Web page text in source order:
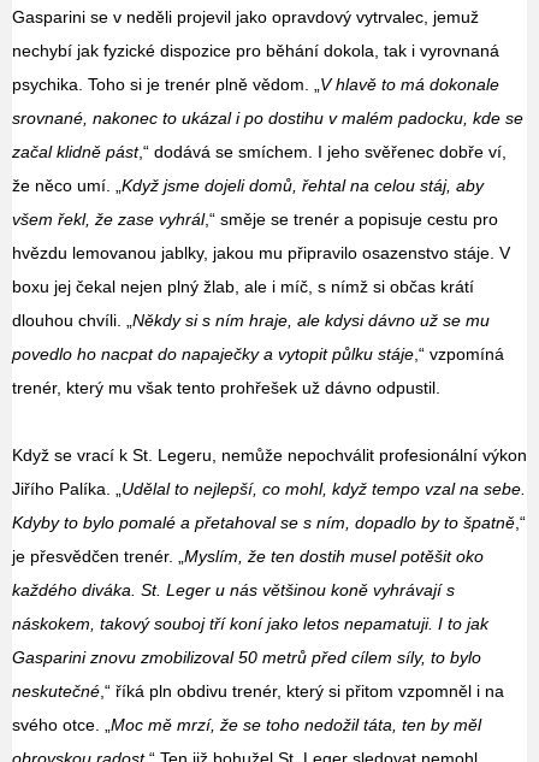
Gasparini se v neděli projevil jako opravdový vytrvalec, jemuž
nechybí jak fyzické dispozice pro běhání dokola, tak i vyrovnaná
psychika. Toho si je trenér plně vědom. „V hlavě to má dokonale
srovnané, nakonec to ukázal i po dostihu v malém padocku, kde se
začal klidně pást,“ dodává se smíchem. I jeho svěřenec dobře ví,
že něco umí. „Když jsme dojeli domů, řehtal na celou stáj, aby
všem řekl, že zase vyhrál,“ směje se trenér a popisuje cestu pro
hvězdu lemovanou jablky, jakou mu připravilo osazenstvo stáje. V
boxu jej čekal nejen plný žlab, ale i míč, s nímž si občas krátí
dlouhou chvíli. „Někdy si s ním hraje, ale kdysi dávno už se mu
povedlo ho nacpat do napaječky a vytopit půlku stáje,“ vzpomíná
trenér, který mu však tento prohřešek už dávno odpustil.
Když se vrací k St. Legeru, nemůže nepochválit profesionální výkon
Jiřího Palíka. „Udělal to nejlepší, co mohl, když tempo vzal na sebe.
Kdyby to bylo pomalé a přetahoval se s ním, dopadlo by to špatně,“
je přesvědčen trenér. „Myslím, že ten dostih musel potěšit oko
každého diváka. St. Leger u nás většinou koně vyhrávají s
náskokem, takový souboj tří koní jako letos nepamatuji. I to jak
Gasparini znovu zmobilizoval 50 metrů před cílem síly, to bylo
neskutečné,“ říká pln obdivu trenér, který si přitom vzpomněl i na
svého otce. „Moc mě mrzí, že se toho nedožil táta, ten by měl